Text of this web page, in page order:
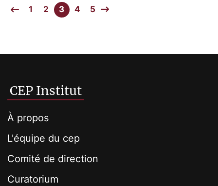
1 2 3 4 5
CEP Institut
À propos
L'équipe du cep
Comité de direction
Curatorium